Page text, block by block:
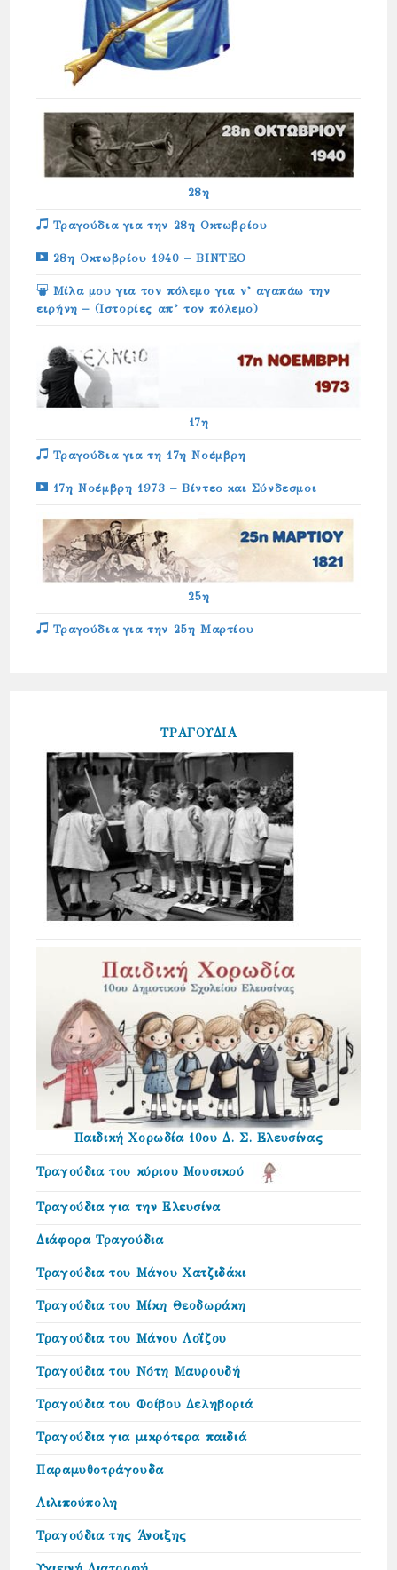
28η
Τραγούδια για την 28η Οκτωβρίου
28η Οκτωβρίου 1940 – ΒΙΝΤΕΟ
Μίλα μου για τον πόλεμο για ν’ αγαπάω την
ειρήνη – (Ιστορίες απ’ τον πόλεμο)
17η
Τραγούδια για τη 17η Νοέμβρη
17η Νοέμβρη 1973 – Βίντεο και Σύνδεσμοι
25η
Τραγούδια για την 25η Μαρτίου
ΤΡΑΓΟΥΔΙΑ
Παιδική Χορωδία 10ου Δ. Σ. Ελευσίνας
Τραγούδια του κύριου Μουσικού
Τραγούδια για την Ελευσίνα
Διάφορα Τραγούδια
Τραγούδια του Μάνου Χατζιδάκι
Τραγούδια του Μίκη Θεοδωράκη
Τραγούδια του Μάνου Λοΐζου
Τραγούδια του Νότη Μαυρουδή
Τραγούδια του Φοίβου Δεληβοριά
Τραγούδια για μικρότερα παιδιά
Παραμυθοτράγουδα
Λιλιπούπολη
Τραγούδια της Άνοιξης